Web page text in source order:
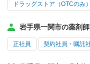
ドラッグストア（OTCのみ）
岩手県一関市の薬剤
正社員 契約社員・嘱託